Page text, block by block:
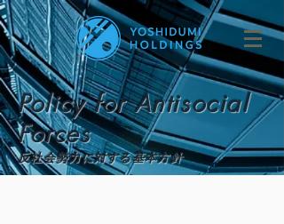
Policy for Antisocial
Forces
反社会勢力に対する基本方針